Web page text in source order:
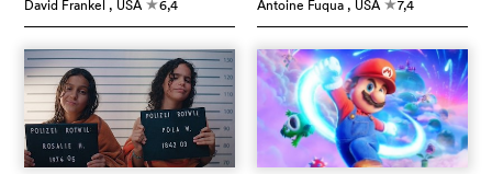
David Frankel , USA c6,4 Antoine Fuqua , USA c7,4